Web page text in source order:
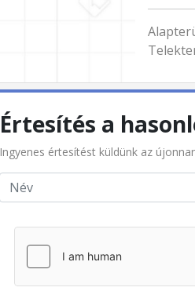
Értesítés a
Ingyenes értesítést küldünk az